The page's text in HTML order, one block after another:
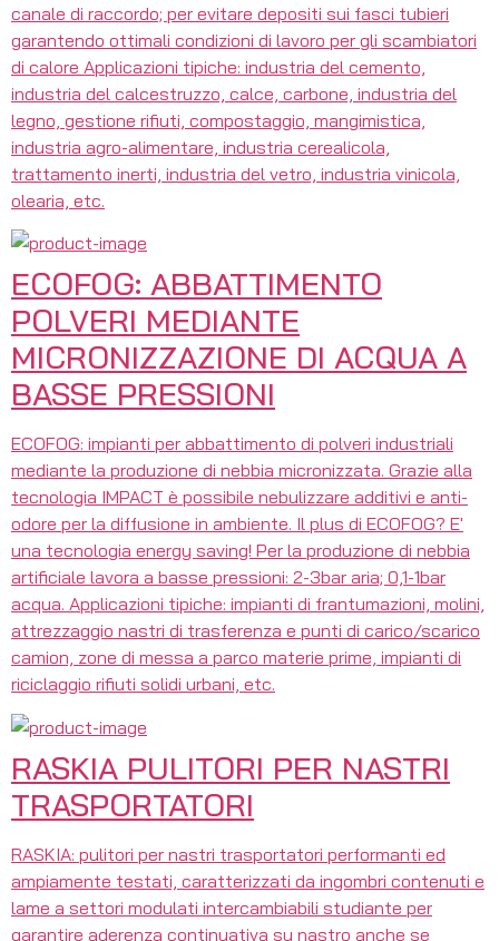
canale di raccordo; per evitare depositi sui fasci tubieri
garantendo ottimali condizioni di lavoro per gli scambiatori
di calore Applicazioni tipiche: industria del cemento,
industria del calcestruzzo, calce, carbone, industria del
legno, gestione rifiuti, compostaggio, mangimistica,
industria agro-alimentare, industria cerealicola,
trattamento inerti, industria del vetro, industria vinicola,
olearia, etc.
ECOFOG: ABBATTIMENTO
POLVERI MEDIANTE
MICRONIZZAZIONE DI ACQUA A
BASSE PRESSIONI
ECOFOG: impianti per abbattimento di polveri industriali
mediante la produzione di nebbia micronizzata. Grazie alla
tecnologia IMPACT è possibile nebulizzare additivi e anti-
odore per la diffusione in ambiente. Il plus di ECOFOG? E'
una tecnologia energy saving! Per la produzione di nebbia
artificiale lavora a basse pressioni: 2-3bar aria; 0,1-1bar
acqua. Applicazioni tipiche: impianti di frantumazioni, molini,
attrezzaggio nastri di trasferenza e punti di carico/scarico
camion, zone di messa a parco materie prime, impianti di
riciclaggio rifiuti solidi urbani, etc.
RASKIA PULITORI PER NASTRI
TRASPORTATORI
RASKIA: pulitori per nastri trasportatori performanti ed
ampiamente testati, caratterizzati da ingombri contenuti e
lame a settori modulati intercambiabili studiante per
garantire aderenza continuativa su nastro anche se